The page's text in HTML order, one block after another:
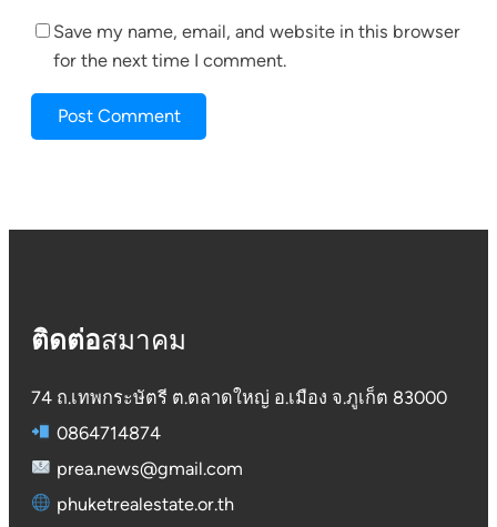
Save my name, email, and website in this browser
for the next time I comment.
ติดต่อสมาคม
74 ถ.เทพกระษัตรี ต.ตลาดใหญ่ อ.เมือง จ.ภูเก็ต 83000
0864714874
prea.news@gmail.com
phuketrealestate.or.th